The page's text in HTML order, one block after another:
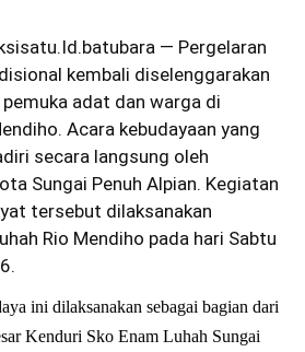
— Pergelaran
kembali diselenggarakan
adat dan warga di
Acara kebudayaan yang
secara langsung oleh
Sungai Penuh Alpian. Kegiatan
tersebut dilaksanakan
Rio Mendiho pada hari Sabtu
ini dilaksanakan sebagai bagian dari
Kenduri Sko Enam Luhah Sungai